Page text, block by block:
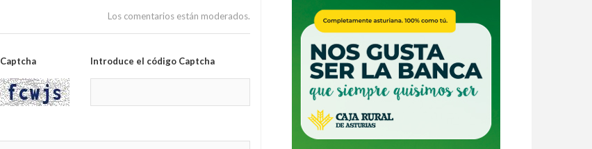
Los comentarios están moderados.
Captcha Introduce el código Captcha